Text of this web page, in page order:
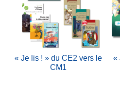
« Je lis ! » du CE2 vers le
CM1
«